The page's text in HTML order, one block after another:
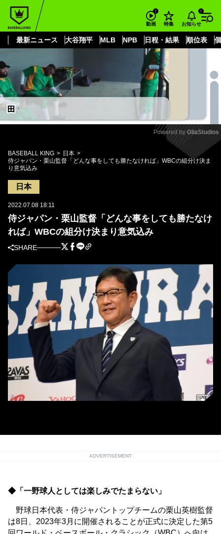
動画 特集 お知らせ
最新ニュース 大谷翔平 MLB NPB 日程・結果 順位表
もっと見る
Mute
Powered by GliaStudios
BASEBALL KING
日本
侍ジャパン・栗山監督「どんな事をしても勝たなければ」WBCの組分け決ま
り意気込み
日本
2022.07.08 18:11
侍ジャパン・栗山監督「どんな事をしても勝たなけ
れば」WBCの組分け決まり意気込み
SHARE
ADVERTISEMENT
◆「一野球人としては楽しみでたまらない」
野球日本代表・侍ジャパントップチームの栗山英樹監督
は8日、2023年3月に開催されることが正式に決定した第5